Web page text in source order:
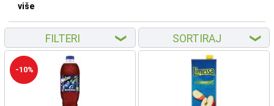
više
FILTERI ❮ SORTIRAJ ❮
-10%